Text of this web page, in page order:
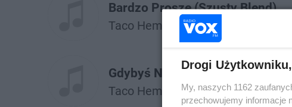
Bardzo Proszę (Szusty Blend)
Taco Hemingway
Gdybyś Nie Istniała (Szusty
Taco Hemingway
Drogi Użytkowniku,
My, naszych 1162
przechowujemy informacje